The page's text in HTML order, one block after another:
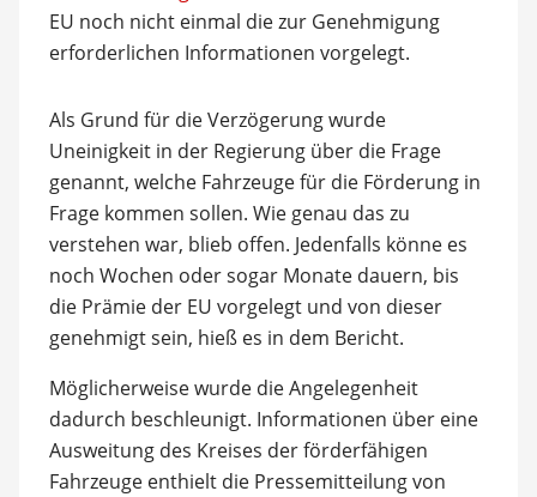
EU noch nicht einmal die zur Genehmigung
erforderlichen Informationen vorgelegt.
Als Grund für die Verzögerung wurde
Uneinigkeit in der Regierung über die Frage
genannt, welche Fahrzeuge für die Förderung in
Frage kommen sollen. Wie genau das zu
verstehen war, blieb offen. Jedenfalls könne es
noch Wochen oder sogar Monate dauern, bis
die Prämie der EU vorgelegt und von dieser
genehmigt sein, hieß es in dem Bericht.
Möglicherweise wurde die Angelegenheit
dadurch beschleunigt. Informationen über eine
Ausweitung des Kreises der förderfähigen
Fahrzeuge enthielt die Pressemitteilung von